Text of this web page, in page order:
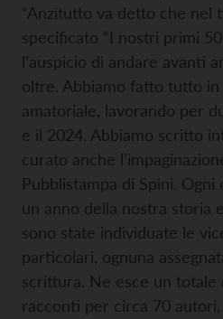
“Anzitutto va detto che nel
specificato “I nostri primi 50
l’auspicio di andare avanti
oltre. Abbiamo fatto tutto in
amatoriale, lavorando per
e il 2024. Abbiamo scritto
curato anche
Pubblistampa di Spini. Ogni
un anno della nostra storia
sono state individuate le
particolari, ognuna
scrittura. Ne esce un totale
racconti per circa 70